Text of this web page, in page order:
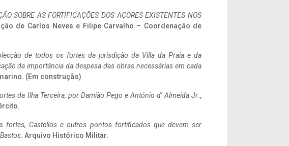
SOBRE AS FORTIFICAÇÕES DOS AÇORES EXISTENTES NOS
de Carlos Neves e Filipe Carvalho – Coordenação de
de todos os fortes da jurisdição da Villa da Praia e da
da importância da despesa das obras necessárias em cada
(Em construção)
da Ilha Terceira, por Damião Pego e António d’ Almeida Jr.,
fortes, Castellos e outros pontos fortificados que devem ser
. Arquivo Histórico Militar.